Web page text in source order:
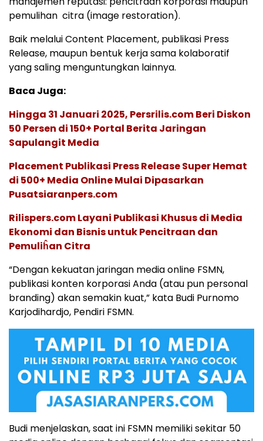
pemulihan citra (image restoration).
Baik melalui Content Placement, publikasi Press
Release, maupun bentuk kerja sama kolaboratif
yang saling menguntungkan lainnya.
Baca Juga:
Hingga 31 Januari 2025, Persrilis.com Beri Diskon
50 Persen di 150+ Portal Berita Jaringan
Sapulangit Media
Placement Publikasi Press Release Super Hemat
di 500+ Media Online Mulai Dipasarkan
Pusatsiaranpers.com
Rilispers.com Layani Publikasi Khusus di Media
Ekonomi dan Bisnis untuk Pencitraan dan
Pemuliĥan Citra
“Dengan kekuatan jaringan media online FSMN,
publikasi konten korporasi Anda (atau pun personal
branding) akan semakin kuat,” kata Budi Purnomo
Karjodihardjo, Pendiri FSMN.
Budi menjelaskan, saat ini FSMN memiliki sekitar 50